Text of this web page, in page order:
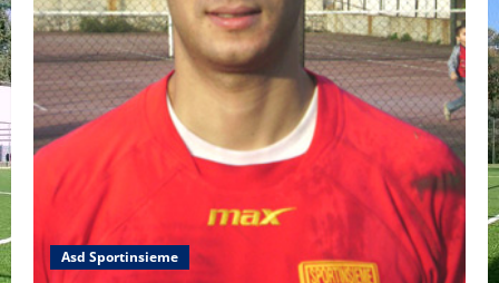
Asd Sportinsieme